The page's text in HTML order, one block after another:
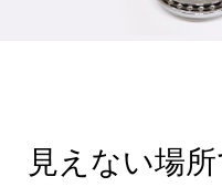
見えない場